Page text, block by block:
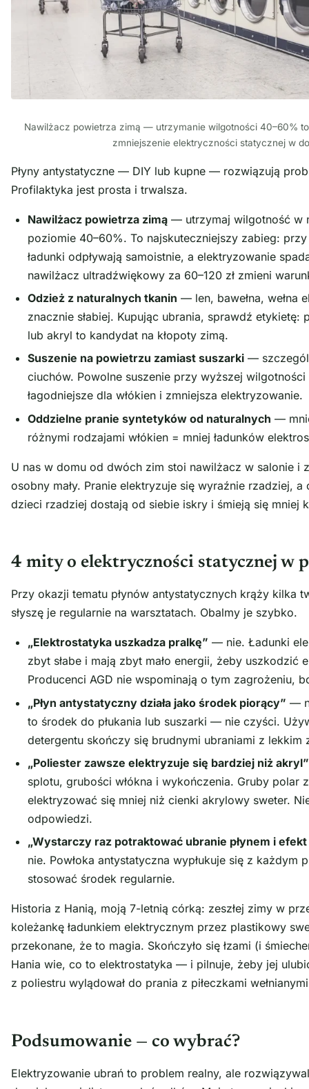
Nawilżacz powietrza zimą — utrzymanie wilgotności 40–60%
zmniejszenie elektryczności statycznej w
Płyny antystatyczne — DIY lub kupne — rozwiązują
Profilaktyka jest prosta i trwalsza.
Nawilżacz powietrza zimą — utrzymaj wilgotność w
poziomie 40–60%. To najskuteczniejszy zabieg:
ładunki odpływają samoistnie, a elektryzowanie
nawilżacz ultradźwiękowy za 60–120 zł zmieni
Odzież z naturalnych tkanin — len, bawełna, wełna
znacznie słabiej. Kupując ubrania, sprawdź
lub akryl to kandydat na kłopoty zimą.
Suszenie na powietrzu zamiast suszarki —
ciuchów. Powolne suszenie przy wyższej
łagodniejsze dla włókien i zmniejsza elektryzowanie.
Oddzielne pranie syntetyków od naturalnych —
różnymi rodzajami włókien = mniej ładunków
U nas w domu od dwóch zim stoi nawilżacz w salonie i
osobny mały. Pranie elektryzuje się wyraźnie rzadziej,
dzieci rzadziej dostają od siebie iskry i śmieją się mniej
4 mity o elektryczności statycznej w
Przy okazji tematu płynów antystatycznych krąży kilka
słyszę je regularnie na warsztatach. Obalmy je szybko.
„Elektrostatyka uszkadza pralkę” — nie. Ładunki
zbyt słabe i mają zbyt mało energii, żeby uszkodzić
Producenci AGD nie wspominają o tym zagrożeniu,
„Płyn antystatyczny działa jako środek piorący” —
to środek do płukania lub suszarki — nie czyści.
detergentu skończy się brudnymi ubraniami z lekkim
„Poliester zawsze elektryzuje się bardziej niż akryl”
splotu, grubości włókna i wykończenia. Gruby polar
elektryzować się mniej niż cienki akrylowy sweter.
odpowiedzi.
„Wystarczy raz potraktować ubranie płynem i efekt
nie. Powłoka antystatyczna wypłukuje się z każdym
stosować środek regularnie.
Historia z Hanią, moją 7-letnią córką: zeszłej zimy w
koleżankę ładunkiem elektrycznym przez plastikowy
przekonane, że to magia. Skończyło się łzami (i
Hania wie, co to elektrostatyka — i pilnuje, żeby jej
z poliestru wylądował do prania z piłeczkami
Podsumowanie — co wybrać?
Elektryzowanie ubrań to problem realny, ale